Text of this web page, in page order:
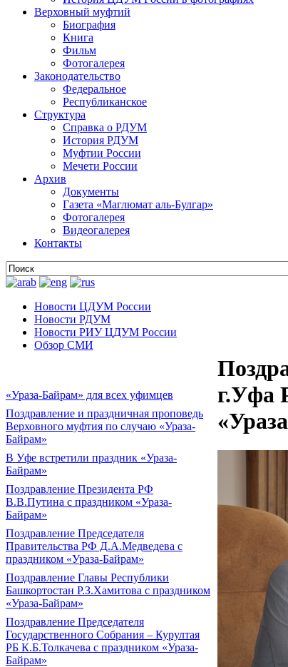
Верховный муфтий
Биография
Книга
Фильм
Фотогалерея
Законодательство
Федеральное
Республиканское
Структура
Справка о РДУМ
История РДУМ
Муфтии России
Мечети России
Архив
Документы
Газета «Маглюмат аль-Булгар»
Фотогалерея
Видеогалерея
Контакты
Новости ЦДУМ России
Новости РДУМ
Новости РИУ ЦДУМ России
Обзор СМИ
«Ураза-Байрам» для всех уфимцев
Поздравление и праздничная проповедь
Верховного муфтия по случаю «Ураза-
Байрам»
В Уфе встретили праздник «Ураза-
Байрам»
Поздравление Президента РФ
В.В.Путина с праздником «Ураза-
Байрам»
Поздравление Председателя
Правительства РФ Д.А.Медведева с
праздником «Ураза-Байрам»
Поздравление Главы Республики
Башкортостан Р.З.Хамитова с праздником
«Ураза-Байрам»
Поздравление Председателя
Государственного Собрания – Курултая
РБ К.Б.Толкачева с праздником «Ураза-
Байрам»
г.Уфа